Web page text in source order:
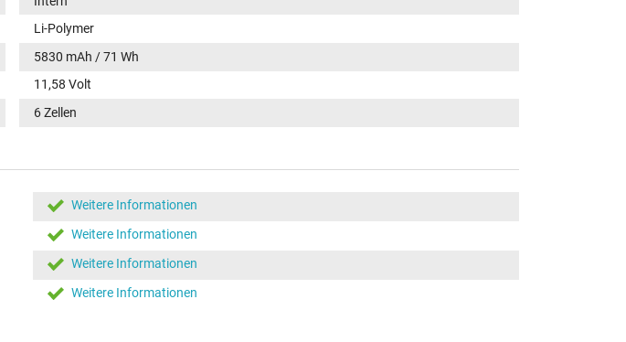
Li-Polymer
5830 mAh / 71 Wh
11,58 Volt
6 Zellen
Weitere Informationen
Weitere Informationen
Weitere Informationen
Weitere Informationen